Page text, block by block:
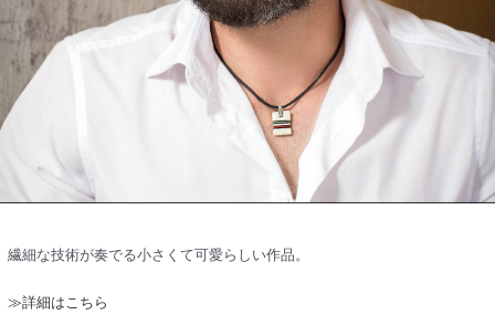
繊細な技術が奏でる小さくて可愛らしい作品。
≫詳細はこちら